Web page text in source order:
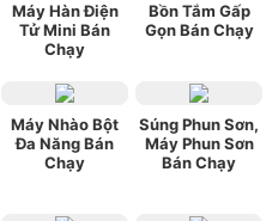
Máy Hàn Điện
Tử Mini Bán
Chạy
Bồn Tắm Gấp
Gọn Bán Chạy
Máy Nhào Bột
Đa Năng Bán
Chạy
Súng Phun Sơn,
Máy Phun Sơn
Bán Chạy